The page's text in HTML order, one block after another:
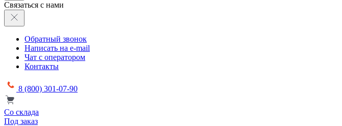
Связаться с нами
Обратный звонок
Написать на e-mail
Чат с оператором
Контакты
8 (800) 301-07-90
Со склада
Под заказ